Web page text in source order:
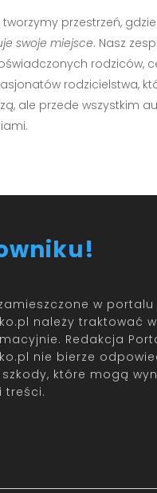
tworzymy przestrzeń,
swoje miejsce. Nasz
rodziców,
rodzicielstwa,
ale przede wszystkim
w portalu
należy traktować
Redakcja
nie bierze
które mogą
treści.